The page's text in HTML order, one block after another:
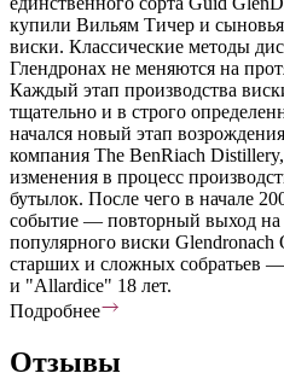
купили Вильям Тичер и
виски. Классические методы
Глендронах не меняются на
Каждый этап производства
тщательно и в строго
начался новый этап
компания The BenRiach
изменения в процесс
бутылок. После чего в начале
событие — повторный выход на
популярного виски Glendronach
старших и сложных собратьев
и "Allardice" 18 лет.
Подробнее
Отзывы